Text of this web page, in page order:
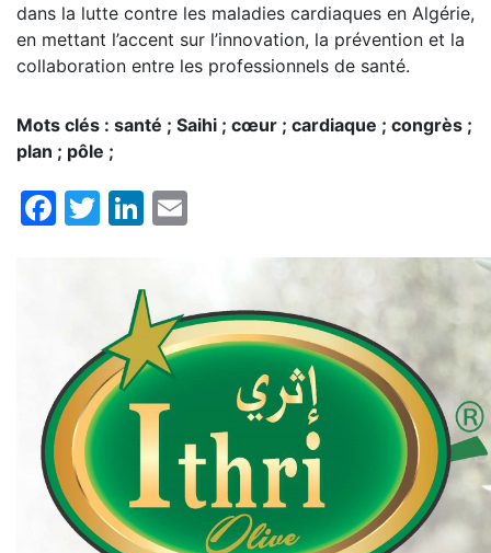
dans la lutte contre les maladies cardiaques en Algérie,
en mettant l’accent sur l’innovation, la prévention et la
collaboration entre les professionnels de santé.
Mots clés : santé ; Saihi ; cœur ; cardiaque ; congrès ;
plan ; pôle ;
Facebook
TwitterLinkedIn